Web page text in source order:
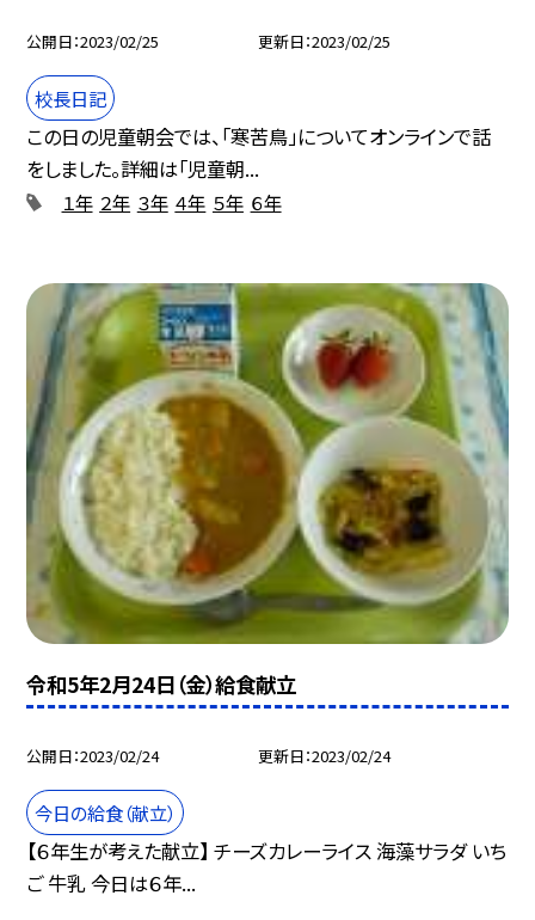
公開日 2023/02/25 更新日 2023/02/25
校長日記
この日の児童朝会では、「寒苦鳥」についてオンラインで話
をしました。詳細は「児童朝...
１年 ２年 ３年 ４年 ５年 ６年
令和5年2月24日（金）給食献立
公開日 2023/02/24 更新日 2023/02/24
今日の給食（献立）
【６年生が考えた献立】 チーズカレーライス 海藻サラダ いち
ご 牛乳 今日は６年...